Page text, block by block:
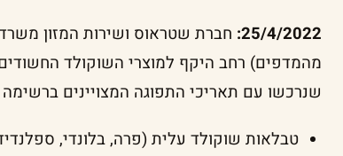
25/4/2022: חברת שטראוס ושירות המזון
מהמדפים) רחב היקף למוצרי השוקולד החשודים
שנרכשו עם תאריכי התפוגה המצויינים